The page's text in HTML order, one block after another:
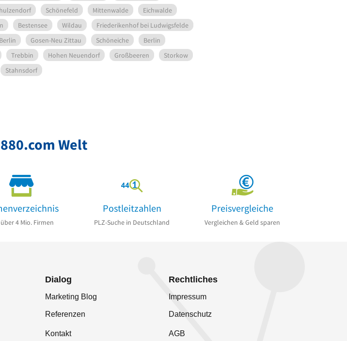
Schönefeld Mittenwalde
Eichwalde
Bestensee Wildau
Friederikenhof bei Ludwigsfelde
Gosen-Neu Zittau Schöneiche
Berlin
Trebbin Hohen Neuendorf Großbeeren
Storkow
Stahnsdorf
Welt
4 Mio. Firmen
Postleitzahlen
PLZ-Suche in Deutschland
Preisvergleiche
Vergleichen & Geld sparen
Dialog
Marketing Blog
Referenzen
Kontakt
Rechtliches
Impressum
Datenschutz
AGB